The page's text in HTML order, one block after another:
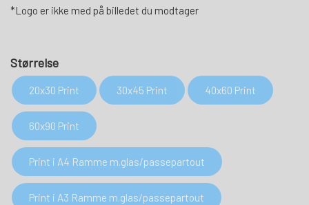
*Logo er ikke med på billedet du modtager
Størrelse
20x30 Print 30x45 Print 40x60 Print
60x90 Print
Print i A4 Ramme m.glas/passepartout
Print i A3 Ramme m.glas/passepartout